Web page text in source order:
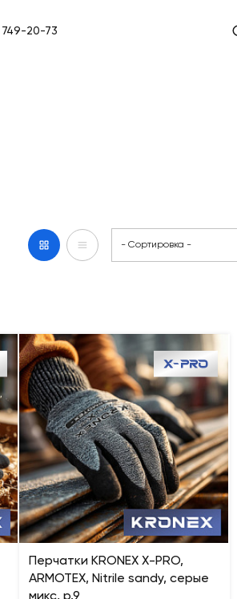
749-20-73
- Сортировка -
Перчатки KRONEX X-PRO,
ARMOTEX, Nitrile sandy, серые